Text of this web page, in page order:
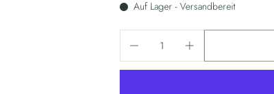
Auf Lager - Versandbereit